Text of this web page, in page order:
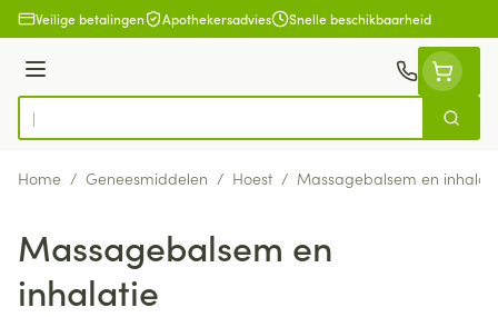
Ga naar de inhoud
Veilige betalingen Apothekersadvies Snelle beschikbaarheid
Menu
Product, merk, categorie...
Zoek
Home / Geneesmiddelen / Hoest / Massagebalsem en
Massagebalsem en
inhalatie